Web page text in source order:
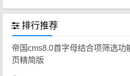
排行推荐
帝国cms8.0首字母结合项筛选功
页精简版